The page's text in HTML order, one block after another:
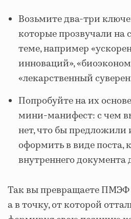
Возьмите два-три
которые прозвучали на
теме, например
инноваций»,
«лекарственный
Попробуйте на их
мини‑манифест: с чем
нет, что бы предложили
оформить в виде поста,
внутреннего
Так вы превращаете ПМЭФ
а в точку, от которой